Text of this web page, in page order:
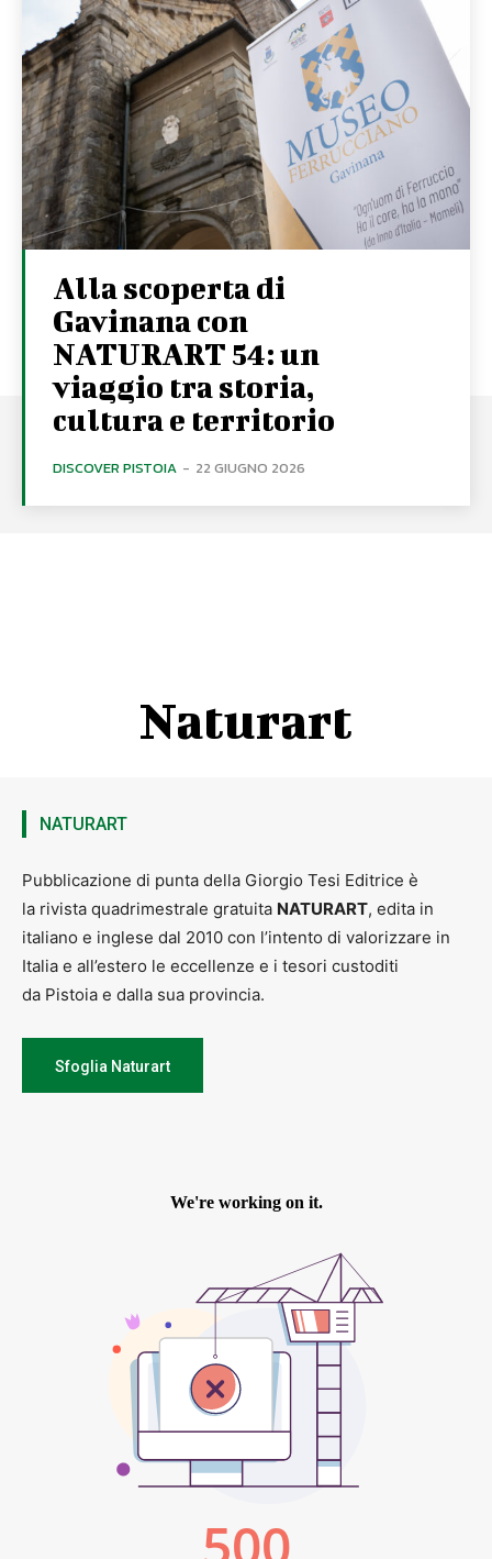
Alla scoperta di
Gavinana con
NATURART 54: un
viaggio tra storia,
cultura e territorio
DISCOVER PISTOIA - 22 GIUGNO 2026
Naturart
NATURART
Pubblicazione di punta della Giorgio Tesi Editrice è
la rivista quadrimestrale gratuita NATURART, edita in
italiano e inglese dal 2010 con l’intento di valorizzare in
Italia e all’estero le eccellenze e i tesori custoditi
da Pistoia e dalla sua provincia.
Sfoglia Naturart